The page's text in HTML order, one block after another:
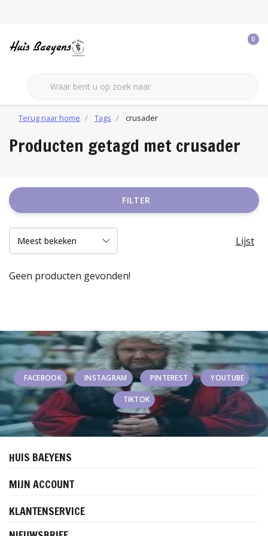
0
Terug naar home Tags crusader
Producten getagd met crusader
FILTER
Lijst
Geen producten gevonden!
FACEBOOK INSTAGRAM PINTEREST YOUTUBE
TIKTOK
HUIS BAEYENS
MIJN ACCOUNT
KLANTENSERVICE